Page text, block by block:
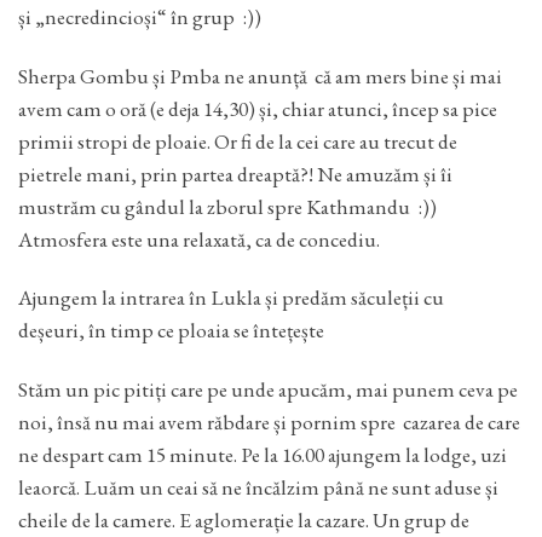
și „necredincioși“ în grup :))
Sherpa Gombu și Pmba ne anunță că am mers bine și mai
avem cam o oră (e deja 14,30) și, chiar atunci, încep sa pice
primii stropi de ploaie. Or fi de la cei care au trecut de
pietrele mani, prin partea dreaptă?! Ne amuzăm și îi
mustrăm cu gândul la zborul spre Kathmandu :))
Atmosfera este una relaxată, ca de concediu.
Ajungem la intrarea în Lukla și predăm săculeții cu
deșeuri, în timp ce ploaia se întețește
Stăm un pic pitiți care pe unde apucăm, mai punem ceva pe
noi, însă nu mai avem răbdare și pornim spre cazarea de care
ne despart cam 15 minute. Pe la 16.00 ajungem la lodge, uzi
leaorcă. Luăm un ceai să ne încălzim până ne sunt aduse și
cheile de la camere. E aglomerație la cazare. Un grup de